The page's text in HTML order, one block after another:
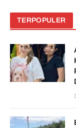
TERPOPULER